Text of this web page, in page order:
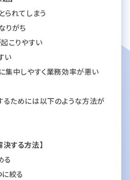
れてしまう
りがち
こりやすい
い
集中しやすく業務効率が悪い
るためには以下のような方法が
する方法】
る
絞る